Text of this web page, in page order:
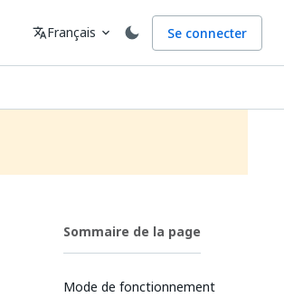
Langue
translateFrançais expand_more Se connecter
Sommaire de la page
Mode de fonctionnement